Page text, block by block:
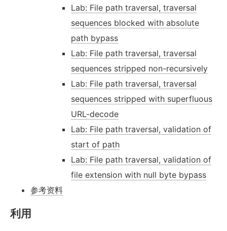
Lab: File path traversal, traversal
sequences blocked with absolute
path bypass
Lab: File path traversal, traversal
sequences stripped non-recursively
Lab: File path traversal, traversal
sequences stripped with superfluous
URL-decode
Lab: File path traversal, validation of
start of path
Lab: File path traversal, validation of
file extension with null byte bypass
参考资料
利用